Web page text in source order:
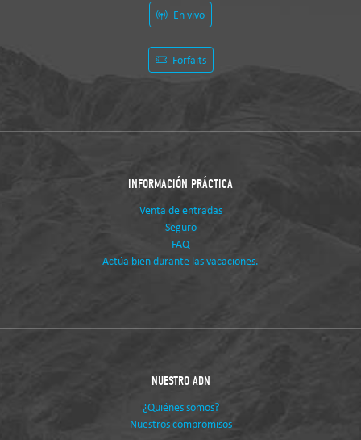
En vivo
Forfaits
INFORMACIÓN PRÁCTICA
Venta de entradas
Seguro
FAQ
Actúa bien durante las vacaciones.
NUESTRO ADN
¿Quiénes somos?
Nuestros compromisos